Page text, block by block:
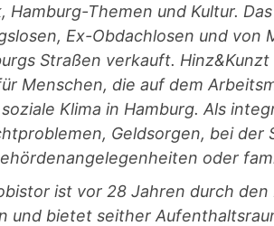
Hamburg-Themen und Kultur.
Ex-Obdachlosen und von
Straßen verkauft.
Menschen, die auf dem
Klima in Hamburg. Als
Geldsorgen, bei der
oder
ist vor 28 Jahren durch den
und bietet seither